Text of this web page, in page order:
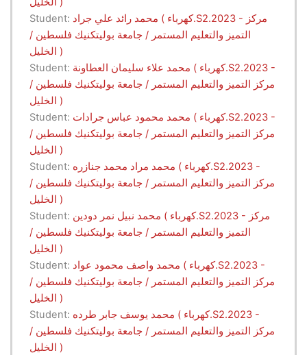
Student: محمد رائد علي جراد ( كهرباء.S2.2023 - مركز
التميز والتعليم المستمر / جامعة بوليتكنيك فلسطين /
الخليل )
Student: محمد علاء سليمان العطاونة ( كهرباء.S2.2023 -
مركز التميز والتعليم المستمر / جامعة بوليتكنيك فلسطين /
الخليل )
Student: محمد محمود عباس جرادات ( كهرباء.S2.2023 -
مركز التميز والتعليم المستمر / جامعة بوليتكنيك فلسطين /
الخليل )
Student: محمد مراد محمد جنازره ( كهرباء.S2.2023 -
مركز التميز والتعليم المستمر / جامعة بوليتكنيك فلسطين /
الخليل )
Student: محمد نبيل نمر دودين ( كهرباء.S2.2023 - مركز
التميز والتعليم المستمر / جامعة بوليتكنيك فلسطين /
الخليل )
Student: محمد واصف محمود عواد ( كهرباء.S2.2023 -
مركز التميز والتعليم المستمر / جامعة بوليتكنيك فلسطين /
الخليل )
Student: محمد يوسف جابر طرده ( كهرباء.S2.2023 -
مركز التميز والتعليم المستمر / جامعة بوليتكنيك فلسطين /
الخليل )